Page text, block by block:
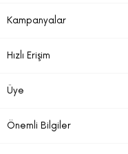
Kampanyalar
Hızlı Erişim
Üye
Önemli Bilgiler